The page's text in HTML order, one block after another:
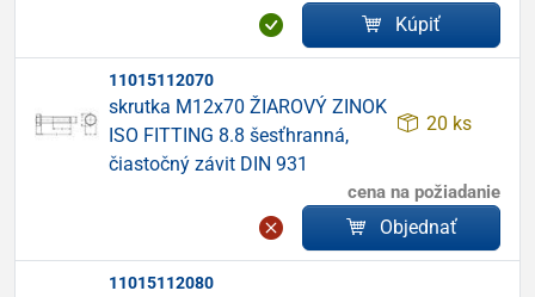
Kúpiť
11015112070
skrutka M12x70 ŽIAROVÝ ZINOK
ISO FITTING 8.8 šesťhranná,
čiastočný závit DIN 931
20 ks
cena na požiadanie
Objednať
11015112080